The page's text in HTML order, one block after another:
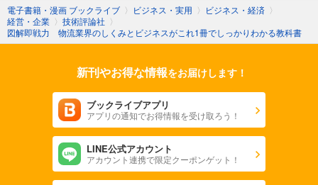
電子書籍・漫画 ブックライブ 〉 ビジネス・実用 〉 ビジネス・経済 〉
経営・企業 〉 技術評論社 〉
図解即戦力 物流業界のしくみとビジネスがこれ1冊でしっかりわかる教科書
新刊やお得な情報をお届けします！
ブックライブアプリ
アプリの通知でお得情報を受け取ろう！
LINE公式アカウント
アカウント連携で限定クーポンゲット！